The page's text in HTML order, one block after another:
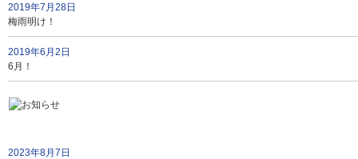
2019年7月28日
梅雨明け！
2019年6月2日
6月！
2023年8月7日